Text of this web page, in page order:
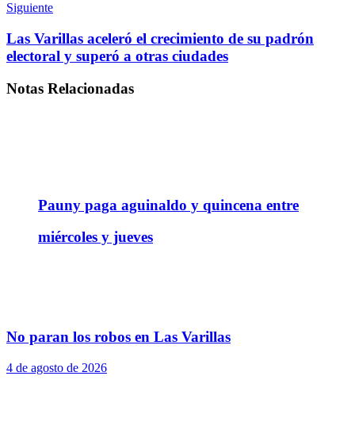
Pauny paga aguinaldo y quincena entre
miércoles y jueves
Siguiente
Las Varillas aceleró el crecimiento de su padrón
electoral y superó a otras ciudades
Notas Relacionadas
No paran los robos en Las Varillas
4 de agosto de 2026